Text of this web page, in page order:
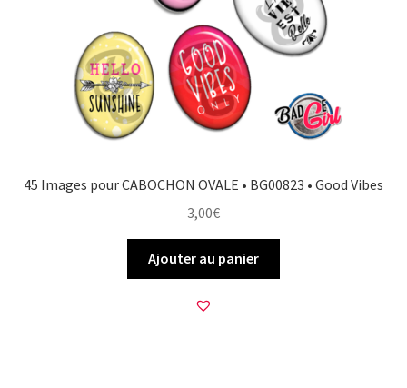
Mon compte
Wishlist
Panier
45 Images pour CABOCHON OVALE • BG00823 • Good Vibes
3,00€
Ajouter au panier